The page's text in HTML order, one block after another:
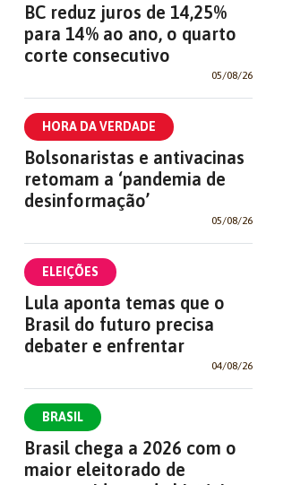
BC reduz juros de 14,25%
para 14% ao ano, o quarto
corte consecutivo
05/08/26
HORA DA VERDADE
Bolsonaristas e antivacinas
retomam a ‘pandemia de
desinformação’
05/08/26
ELEIÇÕES
Lula aponta temas que o
Brasil do futuro precisa
debater e enfrentar
04/08/26
BRASIL
Brasil chega a 2026 com o
maior eleitorado de